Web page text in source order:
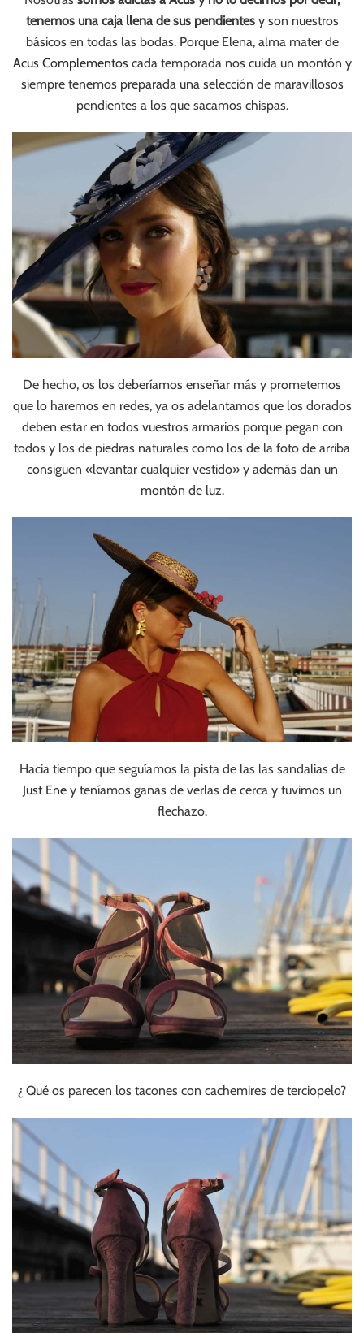
tenemos una caja llena de sus pendientesy son nuestros
básicos en todas las bodas. Porque Elena, alma mater de
Acus Complementos cada temporada nos cuida un montón y
siempre tenemos preparada una selección de maravillosos
pendientes a los que sacamos chispas.
De hecho, os los deberíamos enseñar más y prometemos
que lo haremos en redes, ya os adelantamos que los dorados
deben estar en todos vuestros armarios porque pegan con
todos y los de piedras naturales como los de la foto de arriba
consiguen «levantar cualquier vestido» y además dan un
montón de luz.
Hacia tiempo que seguíamos la pista de las las sandalias de
Just Eney teníamos ganas de verlas de cerca y tuvimos un
flechazo.
¿ Qué os parecen los tacones con cachemires de terciopelo?